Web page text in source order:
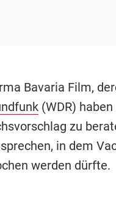
Bavaria Film,
(WDR)
zu
in dem
werden dürfte.